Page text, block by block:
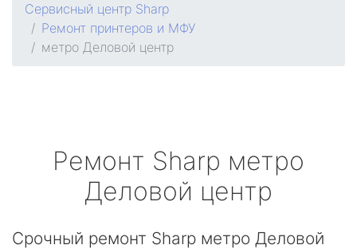
Сервисный центр Sharp
Ремонт принтеров и МФУ
метро Деловой центр
Ремонт Sharp метро
Деловой центр
Срочный ремонт Sharp метро Деловой